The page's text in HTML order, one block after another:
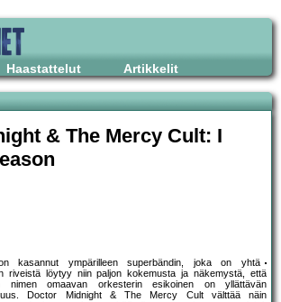
Haastattelut Artikkelit
& The Mercy Cult: I
kasannut ympärilleen superbändin, joka on yhtä
riveistä löytyy niin paljon kokemusta ja näkemystä, että
nimen omaavan orkesterin esikoinen on yllättävän
Doctor Midnight & The Mercy Cult välttää näin